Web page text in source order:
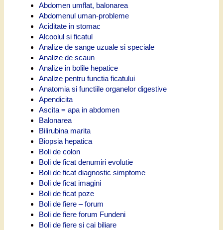
Abdomen umflat, balonarea
Abdomenul uman-probleme
Aciditate in stomac
Alcoolul si ficatul
Analize de sange uzuale si speciale
Analize de scaun
Analize in bolile hepatice
Analize pentru functia ficatului
Anatomia si functiile organelor digestive
Apendicita
Ascita = apa in abdomen
Balonarea
Bilirubina marita
Biopsia hepatica
Boli de colon
Boli de ficat denumiri evolutie
Boli de ficat diagnostic simptome
Boli de ficat imagini
Boli de ficat poze
Boli de fiere – forum
Boli de fiere forum Fundeni
Boli de fiere si cai biliare